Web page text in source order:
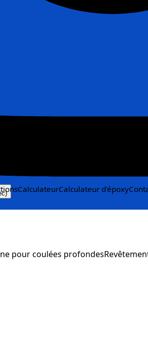
CalculateurCalculateur d'époxy
pour coulées profondes